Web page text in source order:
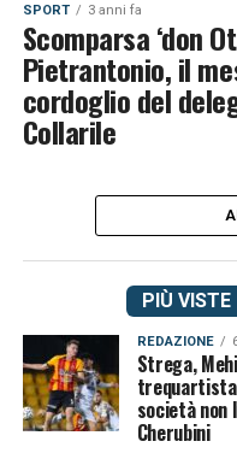
SPORT 3 anni fa
Scomparsa ‘don
Pietrantonio, il
cordoglio del
Collarile
PIÙ VISTE
REDAZIONE
Strega,
trequartista
società non
Cherubini